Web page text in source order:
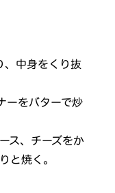
、中身をくり抜
ーをバターで炒
ス、チーズをか
と焼く。